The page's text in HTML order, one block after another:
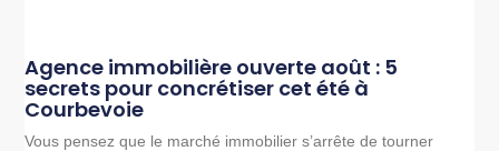
Agence immobilière ouverte août : 5
secrets pour concrétiser cet été à
Courbevoie
Vous pensez que le marché immobilier s’arrête de tourner